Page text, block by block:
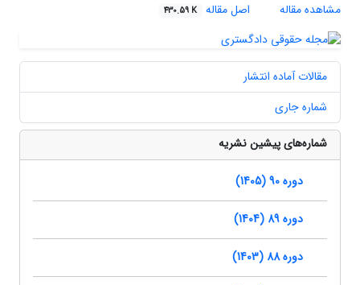
مشاهده مقاله
اصل مقاله 430.59 K
مقالات آماده انتشار
شماره جاری
شماره‌های پیشین نشریه
دوره 90 (1405)
دوره 89 (1404)
دوره 88 (1403)